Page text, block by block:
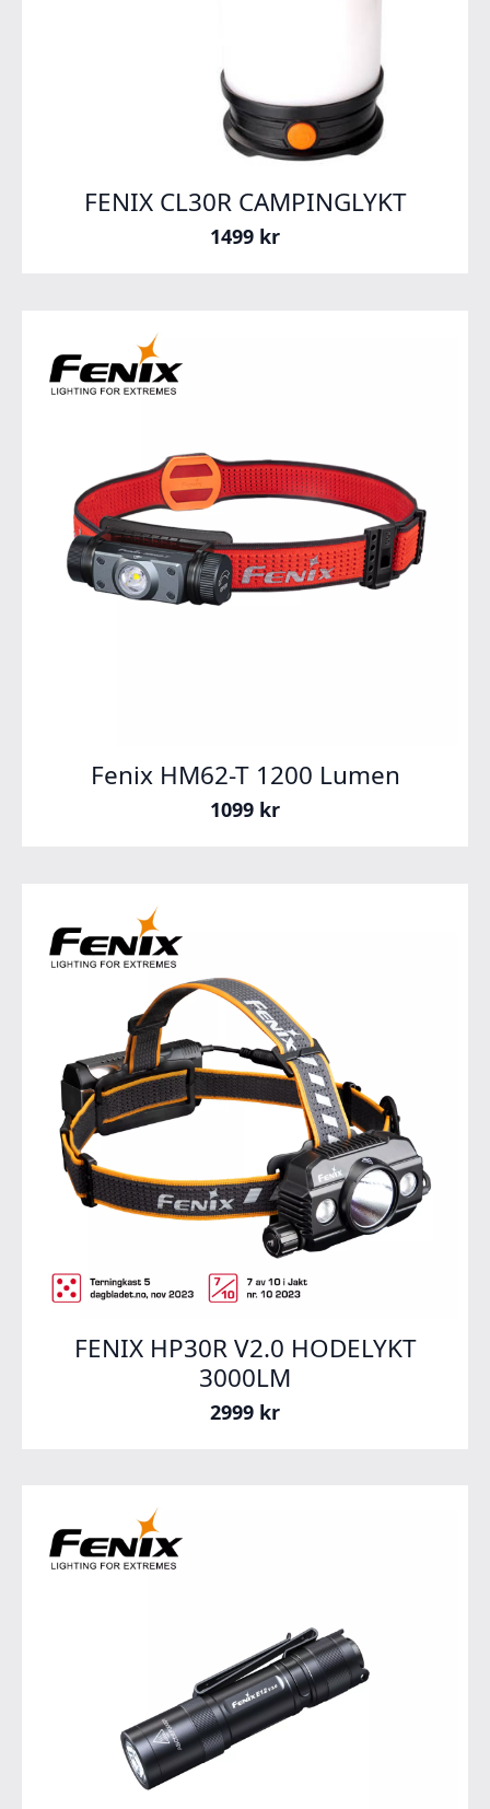
FENIX CL30R CAMPINGLYKT
1499 kr
Fenix HM62-T 1200 Lumen
1099 kr
FENIX HP30R V2.0 HODELYKT
3000LM
2999 kr